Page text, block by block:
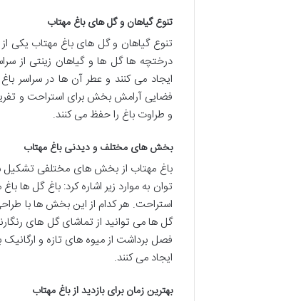
تنوع گیاهان و گل های باغ مهتاب
تنوع گیاهان و گل های باغ مهتاب یکی
درختچه ها گل ها و گیاهان زینتی از
ایجاد می کنند و عطر آن ها در سراسر
فضایی آرامش بخش برای استراحت و تفریح
و طراوت باغ را حفظ می کنند.
بخش های مختلف و دیدنی باغ مهتاب
باغ مهتاب از بخش های مختلفی تشکیل
توان به موارد زیر اشاره کرد: باغ گل
استراحت. هر کدام از این بخش ها با
گل ها می توانید از تماشای گل های
فصل برداشت از میوه های تازه و
ایجاد می کنند.
بهترین زمان برای بازدید از باغ مهتاب